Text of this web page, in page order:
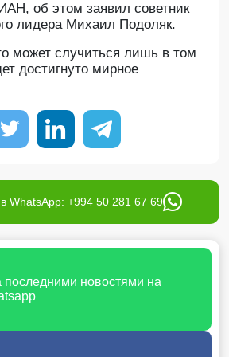
об этом заявил советник
лидера Михаил Подоляк.
может случиться лишь в том
достигнуто мирное
WhatsApp: +994 50 281 67 69
последними новостями на